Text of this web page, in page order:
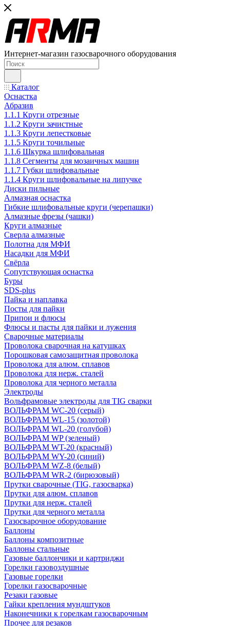
Интернет-магазин газосварочного оборудования
Каталог
Оснастка
Абразив
1.1.1 Круги отрезные
1.1.2 Круги зачистные
1.1.3 Круги лепестковые
1.1.5 Круги точильные
1.1.6 Шкурка шлифовальная
1.1.8 Сегменты для мозаичных машин
1.1.7 Губки шлифовальные
1.1.4 Круги шлифовальные на липучке
Диски пильные
Алмазная оснастка
Гибкие шлифовальные круги (черепашки)
Алмазные фрезы (чашки)
Круги алмазные
Сверла алмазные
Полотна для МФИ
Насадки для МФИ
Свёрла
Сопутствующая оснастка
Буры
SDS-plus
Пайка и наплавка
Посты для пайки
Припои и флюсы
Флюсы и пасты для пайки и лужения
Сварочные материалы
Проволока сварочная на катушках
Порошковая самозащитная проволока
Проволока для алюм. сплавов
Проволока для нерж. сталей
Проволока для черного металла
Электроды
Вольфрамовые электроды для TIG сварки
ВОЛЬФРАМ WC-20 (серый)
ВОЛЬФРАМ WL-15 (золотой)
ВОЛЬФРАМ WL-20 (голубой)
ВОЛЬФРАМ WP (зеленый)
ВОЛЬФРАМ WT-20 (красный)
ВОЛЬФРАМ WY-20 (синий)
ВОЛЬФРАМ WZ-8 (белый)
ВОЛЬФРАМ WR-2 (бирюзовый)
Прутки сварочные (TIG, газосварка)
Прутки для алюм. сплавов
Прутки для нерж. сталей
Прутки для черного металла
Газосварочное оборудование
Баллоны
Баллоны композитные
Баллоны стальные
Газовые баллончики и картриджи
Горелки газовоздушные
Газовые горелки
Горелки газосварочные
Резаки газовые
Гайки крепления мундштуков
Наконечники к горелкам газосварочным
Прочее для резаков